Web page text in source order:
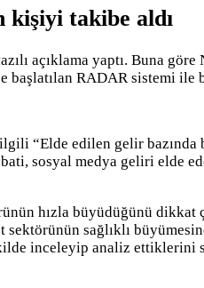
kişiyi takibe aldı
açıklama yaptı. Buna
RADAR sistemi
“Elde edilen gelir
sosyal medya geliri elde
hızla büyüdüğünü dikkat
sağlıklı
inceleyip analiz ettiklerini